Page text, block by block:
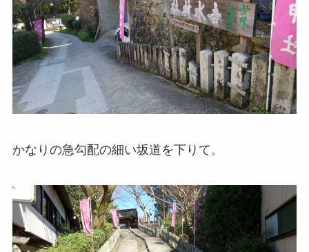
かなりの急勾配の細い坂道を下りて。